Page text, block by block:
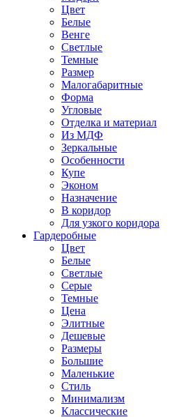
Цвет
Белые
Венге
Светлые
Темные
Размер
Малогабаритные
Форма
Угловые
Отделка и материал
Из МДФ
Зеркальные
Особенности
Купе
Эконом
Назначение
В коридор
Для узкого коридора
Гардеробные
Цвет
Белые
Светлые
Серые
Темные
Цена
Элитные
Дешевые
Размеры
Большие
Маленькие
Стиль
Минимализм
Классические